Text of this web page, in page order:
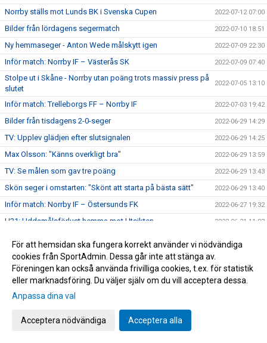
Norrby ställs mot Lunds BK i Svenska Cupen 2022-07-12 07:00
Bilder från lördagens segermatch 2022-07-10 18:51
Ny hemmaseger - Anton Wede målskytt igen 2022-07-09 22:30
Inför match: Norrby IF – Västerås SK 2022-07-09 07:40
Stolpe ut i Skåne - Norrby utan poäng trots massiv press på
slutet
2022-07-05 13:10
Inför match: Trelleborgs FF – Norrby IF 2022-07-03 19:42
Bilder från tisdagens 2-0-seger 2022-06-29 14:29
TV: Upplev glädjen efter slutsignalen 2022-06-29 14:25
Max Olsson: "Känns overkligt bra" 2022-06-29 13:59
TV: Se målen som gav tre poäng 2022-06-29 13:43
Skön seger i omstarten: "Skönt att starta på bästa sätt" 2022-06-29 13:40
Inför match: Norrby IF – Östersunds FK 2022-06-27 19:32
U21: Uddamålsförlust hemma mot Utsikten 2022-06-21 11:03
Melvin Andersson och Norrby IF går skilda vägar
Norrby inledde lägret med ett kryss mot Varberg 2022-06-16 16:56
Anton Cajtoft förlänger med Norrby: "Trivs väldigt bra här"
Inga poäng när Norrby avslutade vårsäsongen
För att hemsidan ska fungera korrekt använder vi nödvändiga
cookies från SportAdmin. Dessa går inte att stänga av.
Föreningen kan också använda frivilliga cookies, t.ex. för statistik
eller marknadsföring. Du väljer själv om du vill acceptera dessa.
Anpassa dina val
Acceptera nödvändiga Acceptera alla